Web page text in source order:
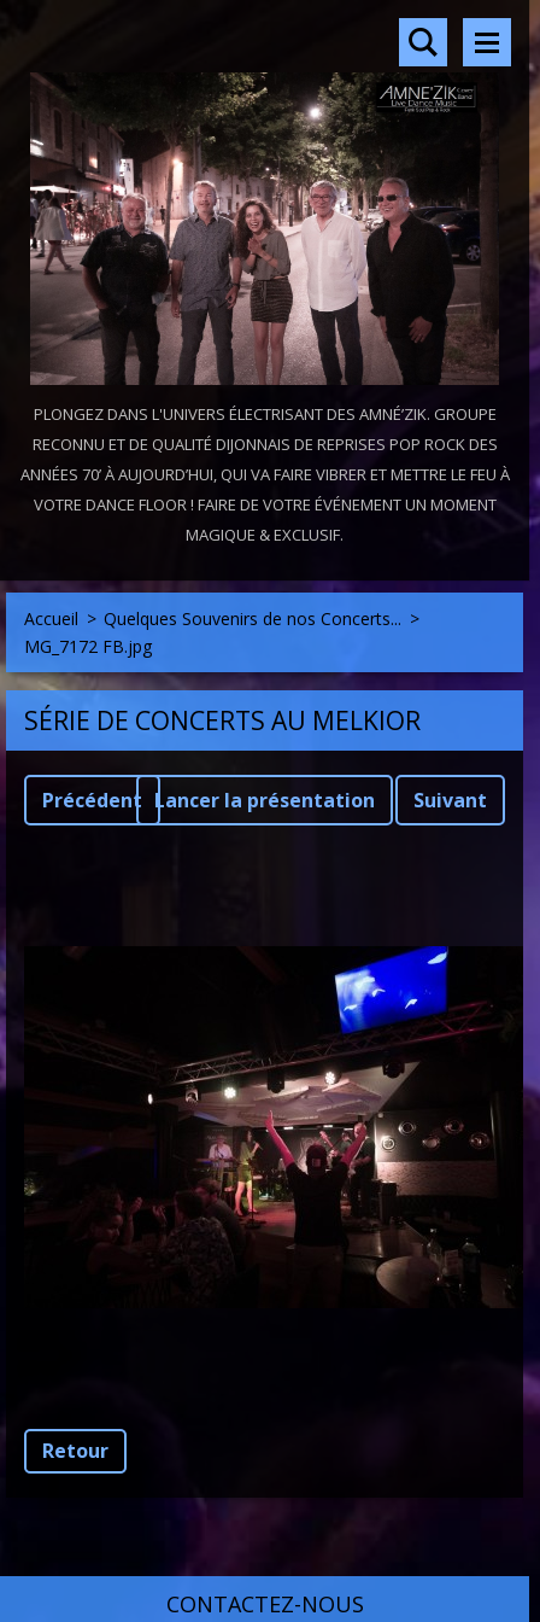
PLONGEZ DANS L'UNIVERS ÉLECTRISANT DES AMNÉ’ZIK. GROUPE
RECONNU ET DE QUALITÉ DIJONNAIS DE REPRISES POP ROCK DES
ANNÉES 70’ À AUJOURD’HUI, QUI VA FAIRE VIBRER ET METTRE LE FEU À
VOTRE DANCE FLOOR ! FAIRE DE VOTRE ÉVÉNEMENT UN MOMENT
MAGIQUE & EXCLUSIF.
Accueil > Quelques Souvenirs de nos Concerts... >
MG_7172 FB.jpg
SÉRIE DE CONCERTS AU MELKIOR
Précédent Lancer la présentation Suivant
Retour
CONTACTEZ-NOUS